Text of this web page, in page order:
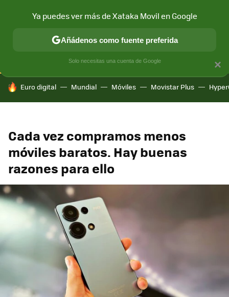
CONECTIVIDAD MÓVIL Y SOCIEDAD APLICACIONES
HOY SE HABLA DE
Euro digital Mundial Móviles Movistar Plus
Cada vez compramos menos
móviles baratos. Hay buenas
razones para ello
×
Ya puedes ver más de Xataka Movil en Google
Añádenos como fuente preferida
Solo necesitas una cuenta de Google